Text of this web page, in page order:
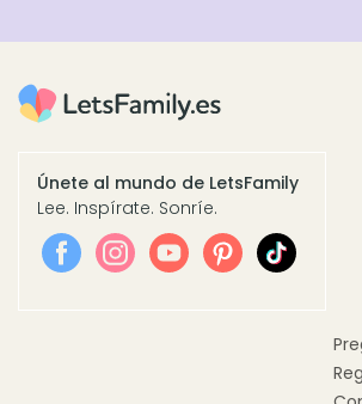
Únete al mundo de LetsFamily
Lee. Inspírate. Sonríe.